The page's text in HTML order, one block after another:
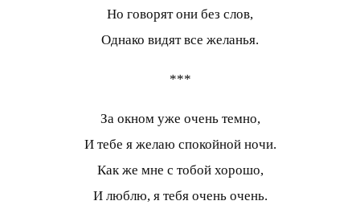
Но говорят они без слов,
Однако видят все желанья.
***
За окном уже очень темно,
И тебе я желаю спокойной ночи.
Как же мне с тобой хорошо,
И люблю, я тебя очень очень.